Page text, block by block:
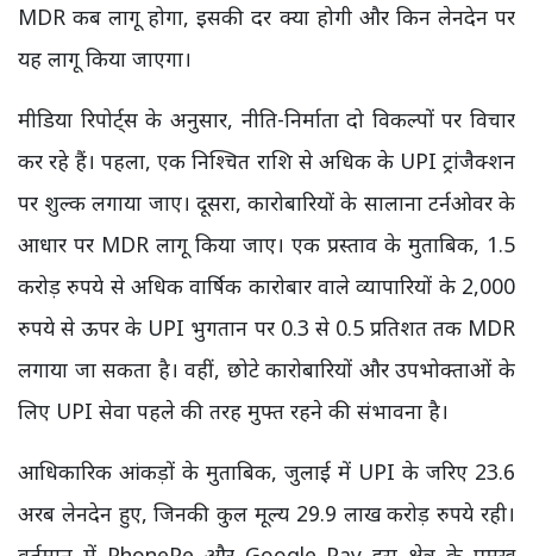
MDR कब लागू होगा, इसकी दर क्या होगी और किन लेनदेन पर
यह लागू किया जाएगा।
मीडिया रिपोर्ट्स के अनुसार, नीति-निर्माता दो विकल्पों पर विचार
कर रहे हैं। पहला, एक निश्चित राशि से अधिक के UPI ट्रांजैक्शन
पर शुल्क लगाया जाए। दूसरा, कारोबारियों के सालाना टर्नओवर के
आधार पर MDR लागू किया जाए। एक प्रस्ताव के मुताबिक, 1.5
करोड़ रुपये से अधिक वार्षिक कारोबार वाले व्यापारियों के 2,000
रुपये से ऊपर के UPI भुगतान पर 0.3 से 0.5 प्रतिशत तक MDR
लगाया जा सकता है। वहीं, छोटे कारोबारियों और उपभोक्ताओं के
लिए UPI सेवा पहले की तरह मुफ्त रहने की संभावना है।
आधिकारिक आंकड़ों के मुताबिक, जुलाई में UPI के जरिए 23.6
अरब लेनदेन हुए, जिनकी कुल मूल्य 29.9 लाख करोड़ रुपये रही।